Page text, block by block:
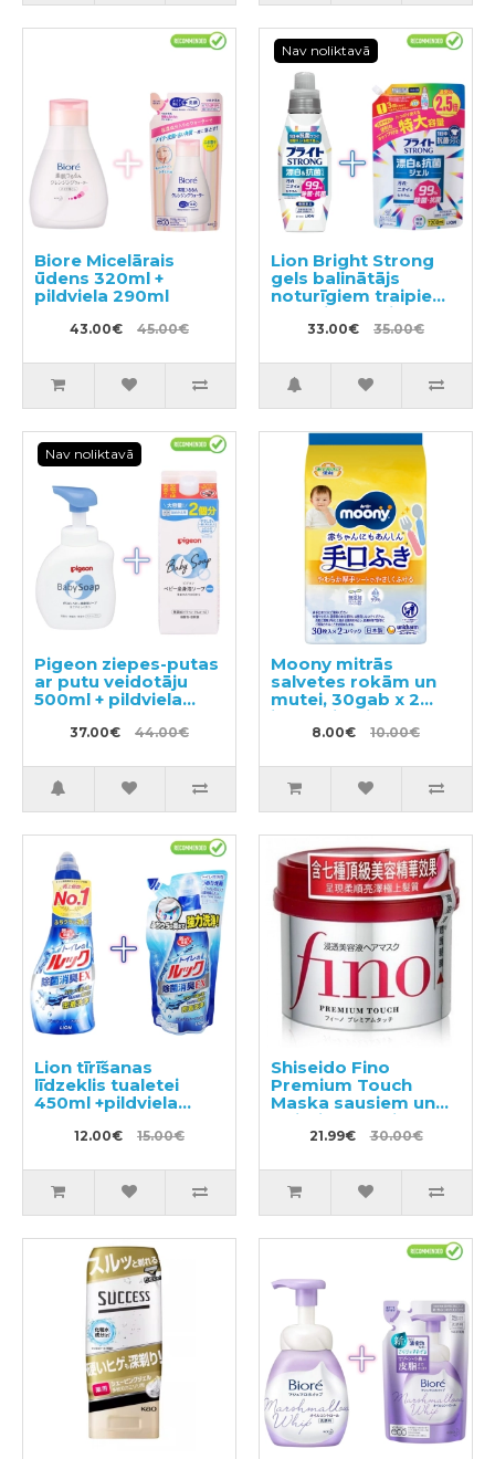
Biore Micelārais
ūdens 320ml +
pildviela 290ml
43.00€ 45.00€
Nav noliktavā
Lion Bright Strong
gels balinātājs
noturīgiem traipiem
ar antibakteriālu
efektu 510ml +
33.00€ 35.00€
Nav noliktavā
Pigeon ziepes-putas
ar putu veidotāju
500ml + pildviela
37.00€ 44.00€
Moony mitrās
salvetes rokām un
mutei, 30gab x 2
iepakojumi
8.00€ 10.00€
Lion tīrīšanas
līdzeklis tualetei
450ml +pildviela
12.00€ 15.00€
Shiseido Fino
Premium Touch
Maska sausiem un
bojātiem matiem
230g21.99€ 30.00€